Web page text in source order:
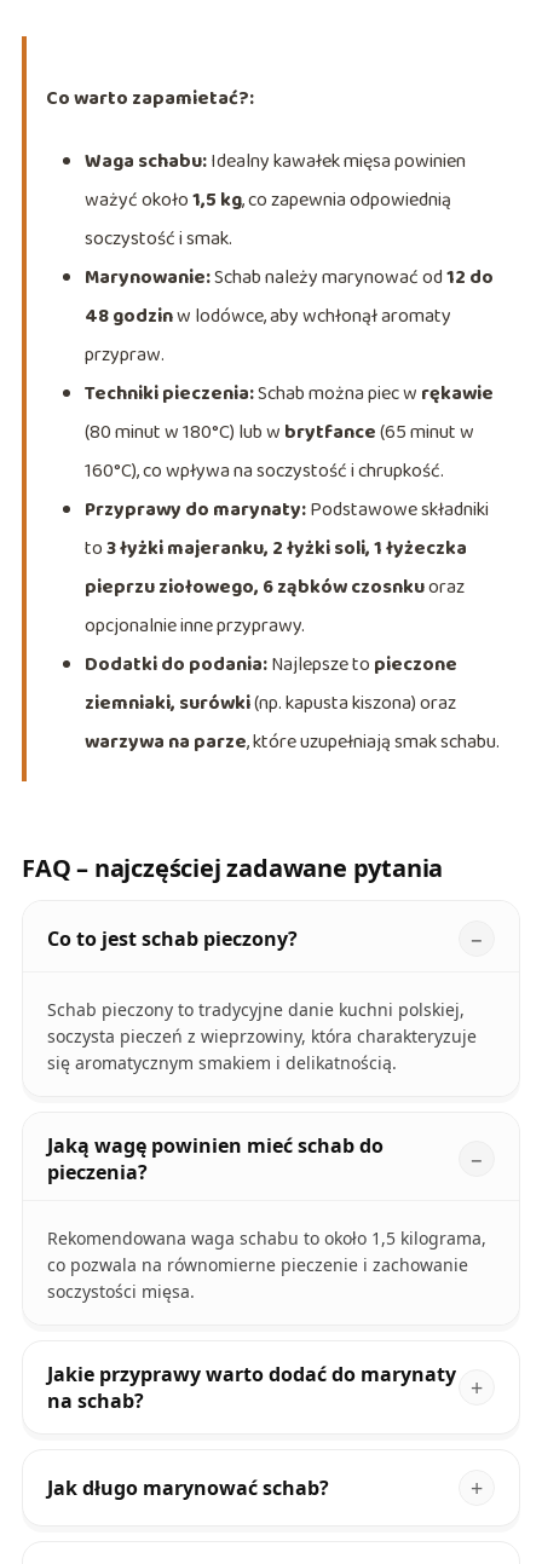
Co warto zapamietać?:
Waga schabu:Idealny kawałek mięsa powinien
ważyć około1,5 kg, co zapewnia odpowiednią
soczystość i smak.
Marynowanie:Schab należy marynować od12 do
48 godzinw lodówce, aby wchłonął aromaty
przypraw.
Techniki pieczenia:Schab można piec w rękawie
(80 minut w 180°C) lub w brytfance(65 minut w
160°C), co wpływa na soczystość i chrupkość.
Przyprawy do marynaty:Podstawowe składniki
to3 łyżki majeranku, 2 łyżki soli, 1 łyżeczka
pieprzu ziołowego, 6 ząbków czosnkuoraz
opcjonalnie inne przyprawy.
Dodatki do podania:Najlepsze to pieczone
ziemniaki, surówki(np. kapusta kiszona) oraz
warzywa na parze, które uzupełniają smak schabu.
FAQ – najczęściej zadawane pytania
Co to jest schab pieczony?
Schab pieczony to tradycyjne danie kuchni polskiej,
soczysta pieczeń z wieprzowiny, która charakteryzuje
się aromatycznym smakiem i delikatnością.
Jaką wagę powinien mieć schab do
pieczenia?
Rekomendowana waga schabu to około 1,5 kilograma,
co pozwala na równomierne pieczenie i zachowanie
soczystości mięsa.
Jakie przyprawy warto dodać do marynaty
na schab?
Jak długo marynować schab?